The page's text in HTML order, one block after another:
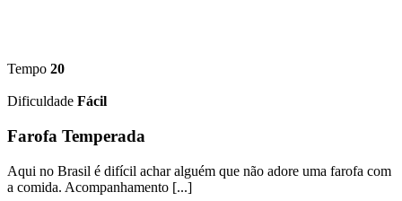
Tempo 20
Dificuldade Fácil
Farofa Temperada
Aqui no Brasil é difícil achar alguém que não adore uma farofa com
a comida. Acompanhamento [...]